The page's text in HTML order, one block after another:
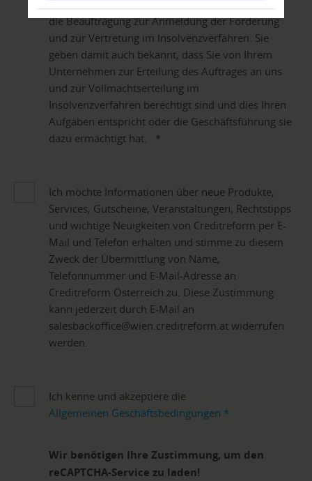
„Insolvenzvertretung beantragen“ bestätigen Sie
die Beauftragung zur Anmeldung der Forderung
und zur Vertretung im Insolvenzverfahren. Sie
geben damit auch bekannt, dass Sie von Ihrem
Unternehmen zur Erteilung des Auftrages an uns
und zur Vollmachtserteilung im
Insolvenzverfahren berechtigt sind und dies Ihren
Aufgaben entspricht oder die Geschäftsführung sie
dazu ermächtigt hat. *
Ich möchte Informationen über neue Produkte,
Services, Gutscheine, Veranstaltungen, Rechtstipps
und wichtige Neuigkeiten von Creditreform per E-
Mail und Telefon erhalten und stimme zu diesem
Zweck der Übermittlung von Name,
Telefonnummer und E-Mail-Adresse an
Creditreform Österreich zu. Diese Zustimmung
kann jederzeit durch E-Mail an
salesbackoffice@wien.creditreform.at widerrufen
werden.
Ich kenne und akzeptiere die
Allgemeinen Geschäftsbedingungen *
Wir benötigen Ihre Zustimmung, um den
reCAPTCHA-Service zu laden!